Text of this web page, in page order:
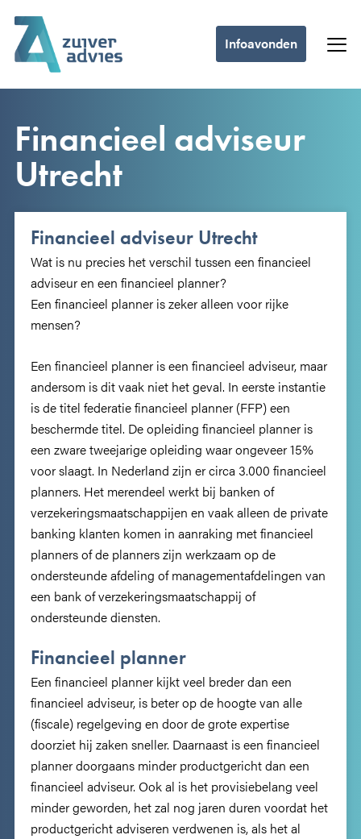
Infoavonden
Financieel adviseur
Utrecht
Financieel adviseur Utrecht
Wat is nu precies het verschil tussen een financieel
adviseur en een financieel planner?
Een financieel planner is zeker alleen voor rijke
mensen?
Een financieel planner is een financieel adviseur, maar
andersom is dit vaak niet het geval. In eerste instantie
is de titel federatie financieel planner (FFP) een
beschermde titel. De opleiding financieel planner is
een zware tweejarige opleiding waar ongeveer 15%
voor slaagt. In Nederland zijn er circa 3.000 financieel
planners. Het merendeel werkt bij banken of
verzekeringsmaatschappijen en vaak alleen de private
banking klanten komen in aanraking met financieel
planners of de planners zijn werkzaam op de
ondersteunde afdeling of managementafdelingen van
een bank of verzekeringsmaatschappij of
ondersteunde diensten.
Financieel planner
Een financieel planner kijkt veel breder dan een
financieel adviseur, is beter op de hoogte van alle
(fiscale) regelgeving en door de grote expertise
doorziet hij zaken sneller. Daarnaast is een financieel
planner doorgaans minder productgericht dan een
financieel adviseur. Ook al is het provisiebelang veel
minder geworden, het zal nog jaren duren voordat het
productgericht adviseren verdwenen is, als het al